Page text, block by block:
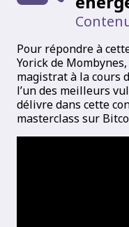
Pour répondre à
Yorick de
magistrat à la cours
l’un des meilleurs
délivre dans cette
masterclass sur